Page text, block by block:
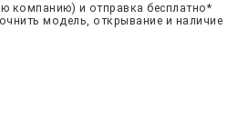
компанию) и отправка бесплатно*
модель, открывание и наличие